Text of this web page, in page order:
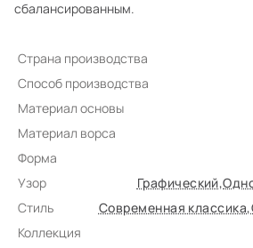
сбалансированным.
Страна производства
Способ производства
Материал основы
Материал ворса
Форма
Узор
Графический,
Стиль
Современная классика,
Коллекция